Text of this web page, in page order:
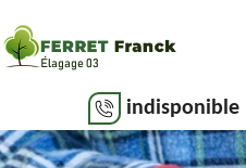
indisponible